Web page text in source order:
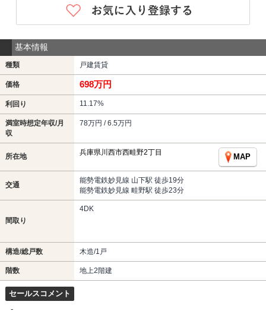
基本情報
種類 戸建賃貸
価格 698万円
利回り 11.17%
満室時想定年収/月
収
78万円 / 6.5万円
所在地 兵庫県川西市西畦野2丁目
MAP
交通
能勢電鉄妙見線 山下駅 徒歩19分
能勢電鉄妙見線 畦野駅 徒歩23分
間取り
4DK
構造/総戸数 木造/1戸
階数 地上2階建
セールスコメント
-